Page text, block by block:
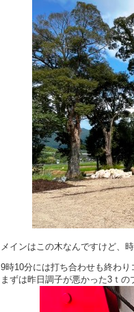
メインはこの木なんですけど、
9時10分には打ち合わせも終わ
まずは昨日調子が悪かった3ｔ